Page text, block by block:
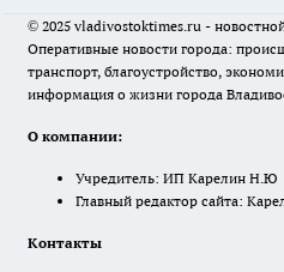
© 2025 vladivostoktimes.ru -
Оперативные новости города:
транспорт, благоустройство,
информация о жизни города
О компании:
Учредитель: ИП Карелин Н.Ю
Главный редактор сайта:
Контакты